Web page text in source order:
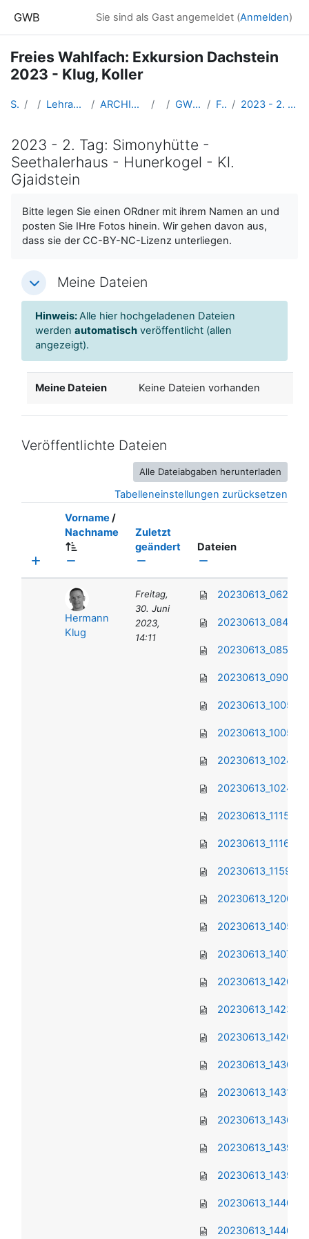
GWB Sie sind als Gast angemeldet (Anmelden)
Freies Wahlfach: Exkursion Dachstein
2023 - Klug, Koller
Startseite Kurse Lehramtsausbildung GW im Cluster Österreich Mitte ARCHIV - Lehrveranstaltungen am Standort Linz - seit 2016 SS_2023 GW_EXDachstein_KlugKoller_2023ss Fotodokumentation 2023 - 2. Tag: Simonyhütte - Seethalerhaus - Hunerkogel - Kl. Gjaidstein
2023 - 2. Tag: Simonyhütte -
Seethalerhaus - Hunerkogel - Kl.
Gjaidstein
Bitte legen Sie einen ORdner mit ihrem Namen an und
posten Sie IHre Fotos hinein. Wir gehen davon aus,
dass sie der CC-BY-NC-Lizenz unterliegen.
Meine Dateien
Meine DateienMeine Dateien
Hinweis:Alle hier hochgeladenen Dateien
werden automatisch veröffentlicht (allen
angezeigt).
Meine Dateien Keine Dateien vorhanden
Veröffentlichte Dateien
Alle Dateiabgaben herunterladen
Tabelleneinstellungen zurücksetzen
VornameSortiert nach Vorname Aufsteigend
/
NachnameSortiert nach Nachname Aufsteigend
Zuletzt
geändertSortiert nach Zuletzt
Dateien
Hermann
Klug
Freitag,
30. Juni
2023,
14:11